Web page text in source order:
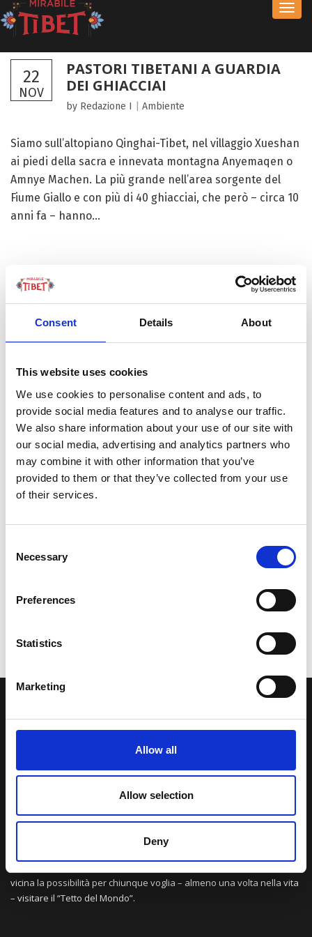
Consent Details About
This website uses cookies
We use cookies to personalise content and ads, to
provide social media features and to analyse our traffic.
We also share information about your use of our site with
our social media, advertising and analytics partners who
may combine it with other information that you’ve
provided to them or that they’ve collected from your use
of their services.
Selection
Necessary
Preferences
Statistics
Marketing
Allow all
Allow selection
Deny
22
NOV
PASTORI TIBETANI A GUARDIA
DEI GHIACCIAI
by Redazione I Ambiente
Siamo sull’altopiano Qinghai-Tibet, nel villaggio Xueshan
ai piedi della sacra e innevata montagna Anyemaqen o
Amnye Machen. La più grande nell’area sorgente del
Fiume Giallo e con più di 40 ghiacciai, che però – circa 10
anni fa – hanno...
FOCUS TIBET
Una comunità di appassionati della cultura tibetana che hanno
avuto modo di viaggiare e conoscere questa meravigliosa regione.
paesaggi e la sua gente è capace di riempire il cuore.
vicina la possibilità per chiunque voglia – almeno una volta nella vita
– visitare il “Tetto del Mondo”.